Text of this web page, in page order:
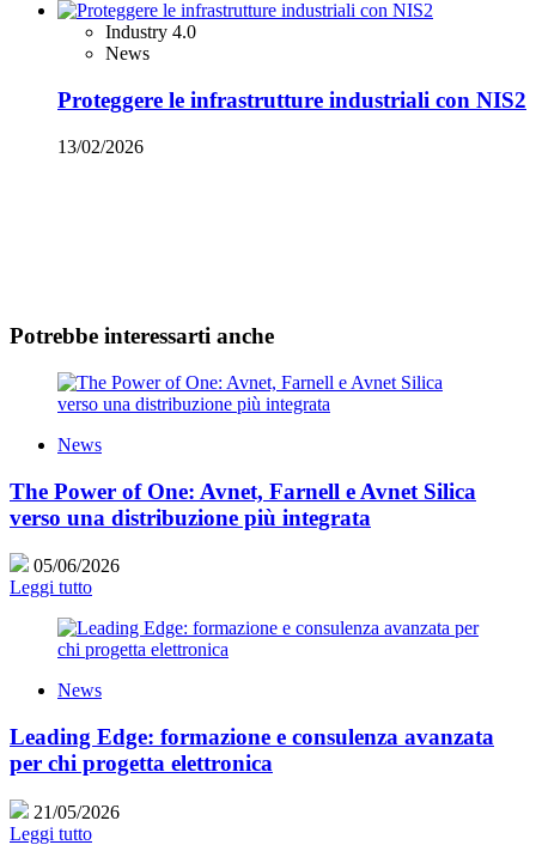
Industry 4.0
News
Proteggere le infrastrutture industriali con NIS2
13/02/2026
Potrebbe interessarti anche
News
The Power of One: Avnet, Farnell e Avnet Silica
verso una distribuzione più integrata
05/06/2026
Leggi tutto
News
Leading Edge: formazione e consulenza avanzata
per chi progetta elettronica
21/05/2026
Leggi tutto